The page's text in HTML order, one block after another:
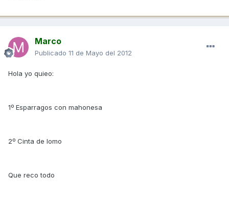
Marco
Publicado 11 de Mayo del 2012
Hola yo quieo:
1º Esparragos con mahonesa
2º Cinta de lomo
Que reco todo